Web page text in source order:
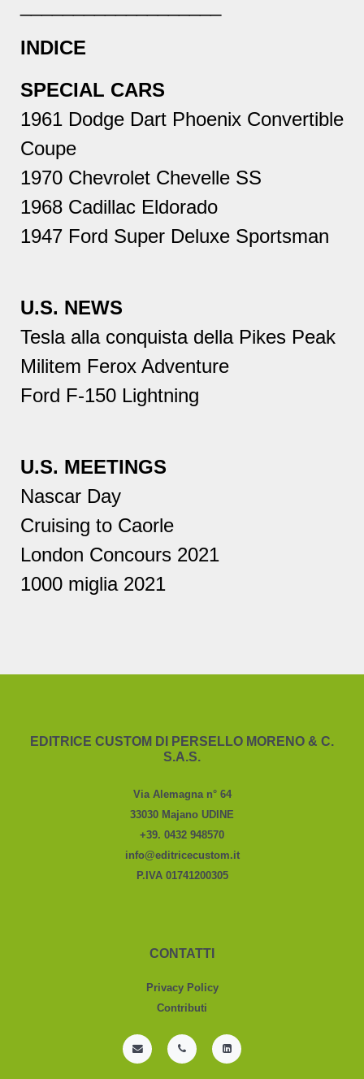
INDICE
SPECIAL CARS
1961 Dodge Dart Phoenix Convertible
Coupe
1970 Chevrolet Chevelle SS
1968 Cadillac Eldorado
1947 Ford Super Deluxe Sportsman
U.S. NEWS
Tesla alla conquista della Pikes Peak
Militem Ferox Adventure
Ford F-150 Lightning
U.S. MEETINGS
Nascar Day
Cruising to Caorle
London Concours 2021
1000 miglia 2021
EDITRICE CUSTOM DI PERSELLO MORENO & C.
S.A.S.
Via Alemagna n° 64
33030 Majano UDINE
+39. 0432 948570
info@editricecustom.it
P.IVA 01741200305
CONTATTI
Privacy Policy
Contributi